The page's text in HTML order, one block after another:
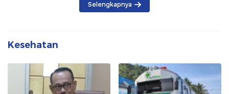
Selengkapnya
Kesehatan